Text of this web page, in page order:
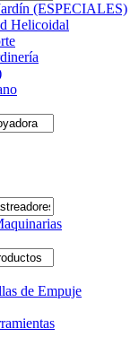
(ESPECIALES)
Helicoidal
de Empuje